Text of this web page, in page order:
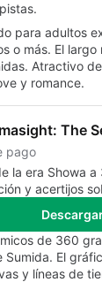
para adultos
o más. El
Atractivo
y romance.
The
pago
la era Showa
y acertijos
de 360
Sumida. El
y líneas de